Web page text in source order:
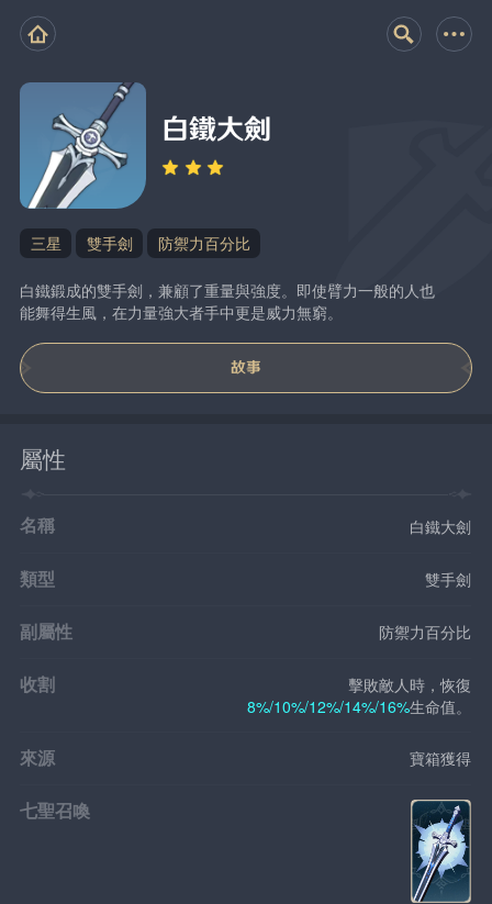
白鐵大劍
三星 雙手劍 防禦力百分比
白鐵鍛成的雙手劍，兼顧了重量與強度。即使臂力一般的人也
能舞得生風，在力量強大者手中更是威力無窮。
故事
屬性
名稱 白鐵大劍
類型 雙手劍
副屬性 防禦力百分比
收割
擊敗敵人時，恢復
8%/10%/12%/14%/16%生命值。
來源 寶箱獲得
七聖召喚